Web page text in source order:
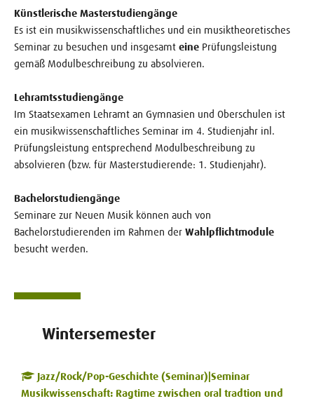
Künstlerische Masterstudiengänge
Es ist ein musikwissenschaftliches und ein musiktheoretisches
Seminar zu besuchen und insgesamt eine Prüfungsleistung
gemäß Modulbeschreibung zu absolvieren.
Lehramtsstudiengänge
Im Staatsexamen Lehramt an Gymnasien und Oberschulen ist
ein musikwissenschaftliches Seminar im 4. Studienjahr inl.
Prüfungsleistung entsprechend Modulbeschreibung zu
absolvieren (bzw. für Masterstudierende: 1. Studienjahr).
Bachelorstudiengänge
Seminare zur Neuen Musik können auch von
Bachelorstudierenden im Rahmen der Wahlpflichtmodule
besucht werden.
Wintersemester
Jazz/Rock/Pop-Geschichte (Seminar)|Seminar
Musikwissenschaft: Ragtime zwischen oral tradtion und